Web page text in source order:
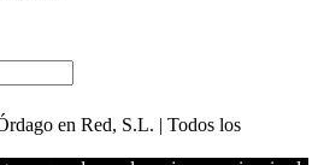
en Red, S.L. | Todos los